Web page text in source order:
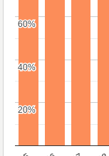
20%
20%
40%
40%
60%
60%